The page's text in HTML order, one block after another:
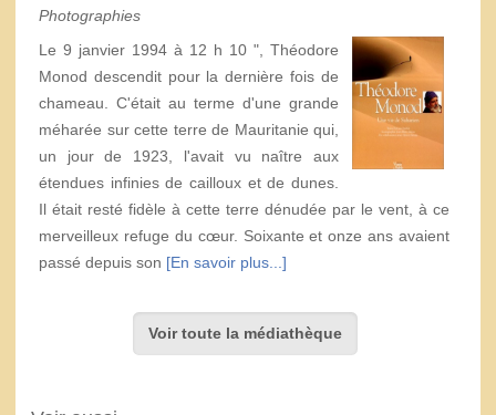
Photographies
Le 9 janvier 1994 à 12 h 10 ", Théodore
Monod descendit pour la dernière fois de
chameau. C'était au terme d'une grande
méharée sur cette terre de Mauritanie qui,
un jour de 1923, l'avait vu naître aux
étendues infinies de cailloux et de dunes.
Il était resté fidèle à cette terre dénudée par le vent, à ce
merveilleux refuge du cœur. Soixante et onze ans avaient
passé depuis son [En savoir plus...]
Voir toute la médiathèque